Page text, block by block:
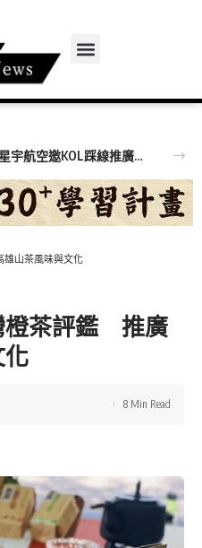
山茶風味與文化
橙茶評鑑 推廣
8 Min Read